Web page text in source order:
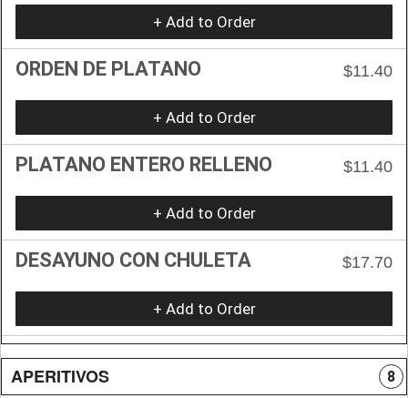
+ Add to Order
ORDEN DE PLATANO $11.40
+ Add to Order
PLATANO ENTERO RELLENO $11.40
+ Add to Order
DESAYUNO CON CHULETA $17.70
+ Add to Order
APERITIVOS 8